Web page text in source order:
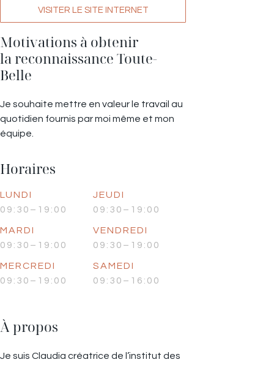
VISITER LE SITE INTERNET
Motivations à obtenir
la reconnaissance Toute-
Belle
Je souhaite mettre en valeur le travail au
quotidien fournis par moi même et mon
équipe.
Horaires
LUNDI
09:30–19:00
MARDI
09:30–19:00
MERCREDI
09:30–19:00
JEUDI
09:30–19:00
VENDREDI
09:30–19:00
SAMEDI
09:30–16:00
À propos
Je suis Claudia créatrice de l’institut des